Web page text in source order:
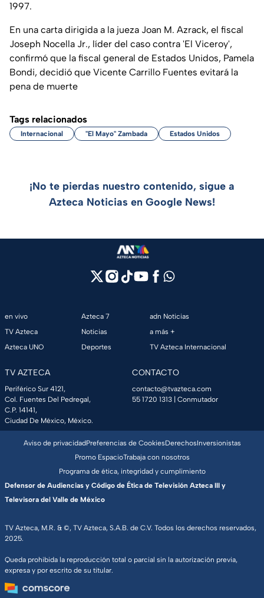
1997.
En una carta dirigida a la jueza Joan M. Azrack, el fiscal
Joseph Nocella Jr., líder del caso contra 'El Viceroy',
confirmó que la fiscal general de Estados Unidos, Pamela
Bondi, decidió que Vicente Carrillo Fuentes evitará la
pena de muerte
Tags relacionados
Internacional "El Mayo" Zambada Estados Unidos
¡No te pierdas nuestro contenido, sigue a
Azteca Noticias en Google News!
en vivo
TV Azteca
Azteca UNO
Azteca 7
Noticias
Deportes
adn Noticias
a más +
TV Azteca Internacional
TV AZTECA
Periférico Sur 4121,
Col. Fuentes Del Pedregal,
C.P. 14141,
Ciudad De México, México.
CONTACTO
contacto@tvazteca.com
55 1720 1313 | Conmutador
TV Azteca, M.R. & ©, TV Azteca, S.A.B. de C.V. Todos los derechos reservados,
2025.
Queda prohibida la reproducción total o parcial sin la autorización previa,
expresa y por escrito de su titular.
Aviso de privacidadPreferencias de CookiesDerechosInversionistas
Promo EspacioTrabaja con nosotros
Programa de ética, integridad y cumplimiento
Defensor de Audiencias y Código de Ética de Televisión Azteca III y
Televisora del Valle de México